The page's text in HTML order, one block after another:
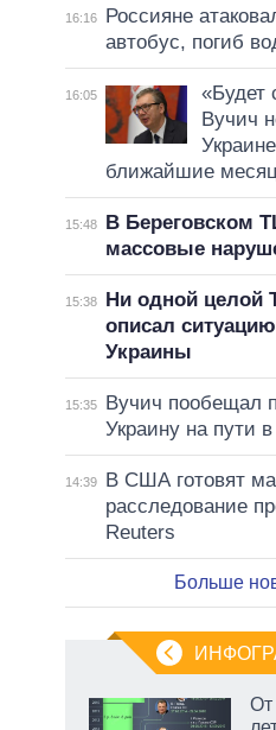
16:16
Россияне
автобус, погиб
16:05
«Будет
Вучич
ближайшие
15:48
В Береговском
массовые
15:38
Ни одной целой
описал
Украины
15:35
Вучич пообещал
Украину на пути
14:39
В США готовят
расследование
Reuters
Больше
От